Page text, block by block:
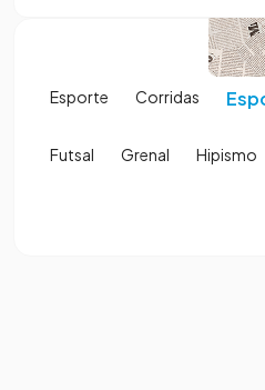
Esporte Corridas
Futsal Grenal Hipismo